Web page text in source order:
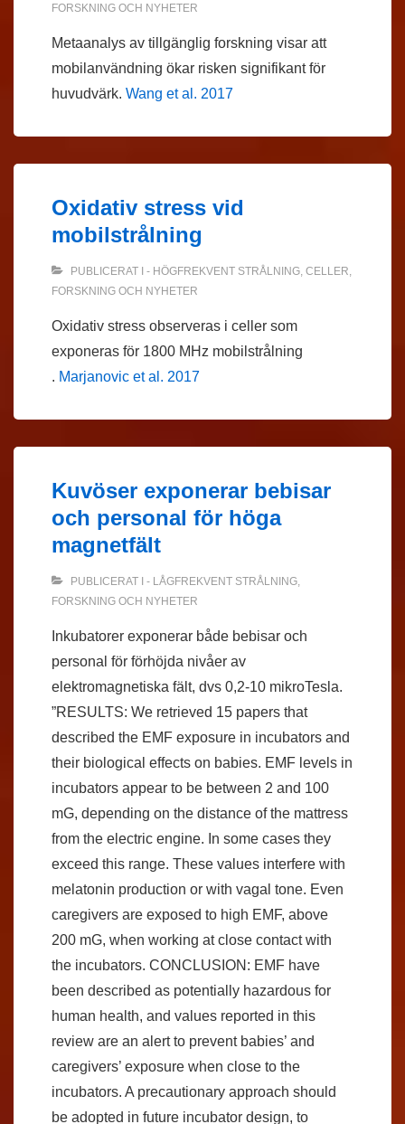
FORSKNING OCH NYHETER
Metaanalys av tillgänglig forskning visar att
mobilanvändning ökar risken signifikant för
huvudvärk. Wang et al. 2017
Oxidativ stress vid
mobilstrålning
PUBLICERAT I - HÖGFREKVENT STRÅLNING, CELLER,
FORSKNING OCH NYHETER
Oxidativ stress observeras i celler som
exponeras för 1800 MHz mobilstrålning
. Marjanovic et al. 2017
Kuvöser exponerar bebisar
och personal för höga
magnetfält
PUBLICERAT I - LÅGFREKVENT STRÅLNING,
FORSKNING OCH NYHETER
Inkubatorer exponerar både bebisar och
personal för förhöjda nivåer av
elektromagnetiska fält, dvs 0,2-10 mikroTesla.
”RESULTS: We retrieved 15 papers that
described the EMF exposure in incubators and
their biological effects on babies. EMF levels in
incubators appear to be between 2 and 100
mG, depending on the distance of the mattress
from the electric engine. In some cases they
exceed this range. These values interfere with
melatonin production or with vagal tone. Even
caregivers are exposed to high EMF, above
200 mG, when working at close contact with
the incubators. CONCLUSION: EMF have
been described as potentially hazardous for
human health, and values reported in this
review are an alert to prevent babies’ and
caregivers’ exposure when close to the
incubators. A precautionary approach should
be adopted in future incubator design, to